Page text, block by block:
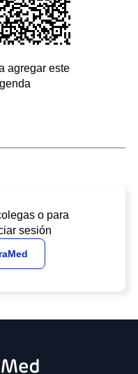
agregar este
o para
sesión